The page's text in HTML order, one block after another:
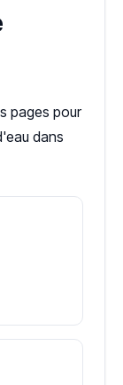
pages pour
dans